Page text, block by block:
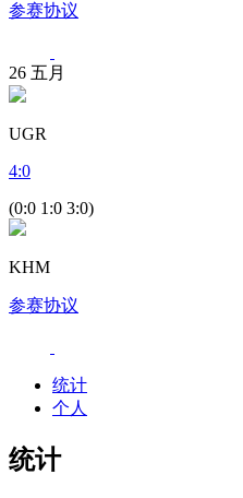
参赛协议
26 五月
UGR
4:0
(0:0 1:0 3:0)
KHM
参赛协议
统计
个人
统计